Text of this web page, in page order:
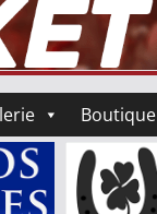
Boutique